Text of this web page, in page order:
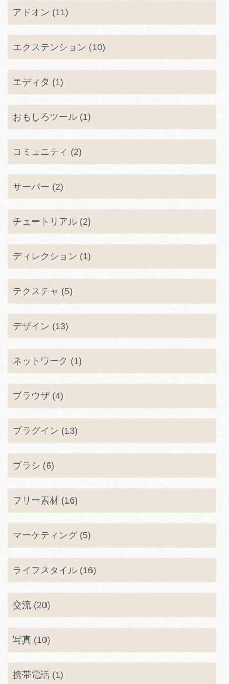
アドオン (11)
エクステンション (10)
エディタ (1)
おもしろツール (1)
コミュニティ (2)
サーバー (2)
チュートリアル (2)
ディレクション (1)
テクスチャ (5)
デザイン (13)
ネットワーク (1)
ブラウザ (4)
プラグイン (13)
ブラシ (6)
フリー素材 (16)
マーケティング (5)
ライフスタイル (16)
交流 (20)
写真 (10)
携帯電話 (1)